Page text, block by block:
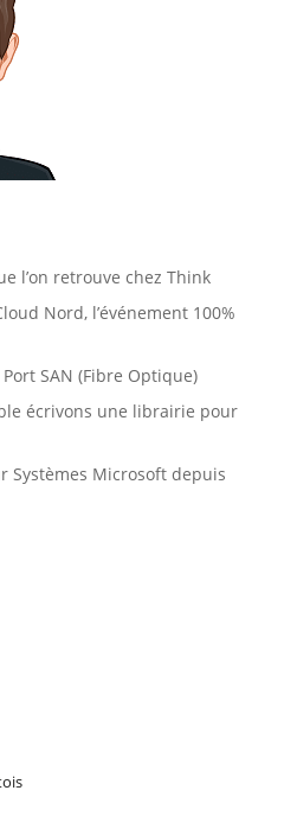
l’on retrouve chez Think
Nord, l’événement 100%
SAN (Fibre Optique)
écrivons une librairie pour
Systèmes Microsoft depuis